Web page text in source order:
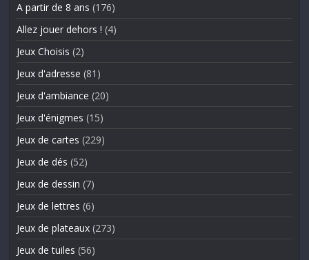
A partir de 8 ans (176)
Allez jouer dehors ! (4)
Jeux Choisis (2)
Jeux d'adresse (81)
Jeux d'ambiance (20)
Jeux d'énigmes (15)
Jeux de cartes (229)
Jeux de dés (52)
Jeux de dessin (7)
Jeux de lettres (6)
Jeux de plateaux (273)
Jeux de tuiles (56)